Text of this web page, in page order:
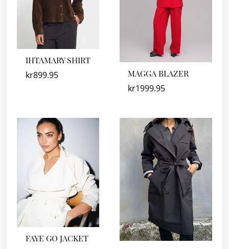
IHTAMARY SHIRT
kr899.95 MAGGA BLAZER
kr1999.95
FAYE GO JACKET